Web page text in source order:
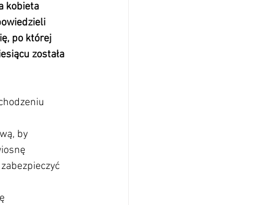
Kradzieże
kobieta
po której
została
by